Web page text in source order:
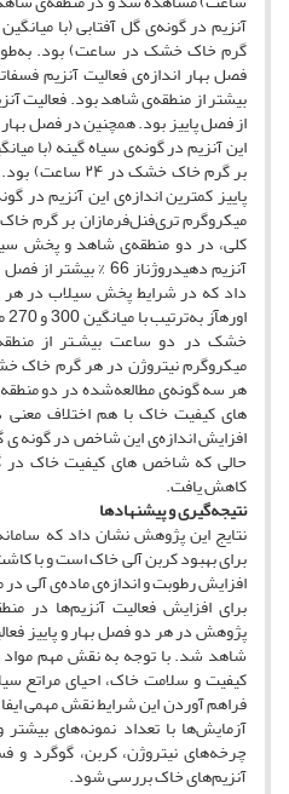
گرم خاک خشک در ساعت) بود.
فصل بهار اندازه‌ی فعالیت آنزیم
بیشتر از منطقه‌ی شاهد بود. فعالیت
از فصل پاییز بود. همچنین در فصل
بر گرم خاک
پاییز کمترین اندازه‌ی این آنزیم در
کلی، در دو منطقه‌ی شاهد و پخش
آنزیم دهیدروژناز 66
داد که در شرایط پخش ­سیلاب در هر
میکروگرم نیتروژن در هر گرم
هر سه گونه‌ی مطالعه‌شده در دو
های کیفیت خاک با هم اختلاف
افزایش اندازه‌ی این شاخص در گونه ­ی
حالی که شاخص­ های کیفیت خاک در
کاهش یافت.
نتیجه‌گیری و پیشنهادها
نتایج این پژوهش نشان داد که
برای بهبود کربن آلی خاک است و با
افزایش رطوبت و اندازه‌ی ماده‌ی آلی
برای افزایش فعالیت آنزیم‌ها در
پژوهش در هر دو فصل بهار و پاییز
شاهد شد. با توجه به نقش مهم
کیفیت و سلامت خاک، احیای مراتع
فراهم آوردن این شرایط نقش مهمی
آزمایش‌ها با تعداد نمونه‌های
چرخه‌های نیتروژن، کربن، گوگرد و
آنزیم‌های خاک بررسی شود.